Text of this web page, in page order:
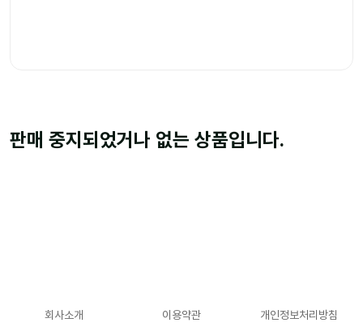
판매 중지되었거나 없는 상품입니다.
회사소개 이용약관 개인정보처리방침